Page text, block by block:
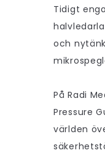
Tidigt
och
På Radi
Pressure
världen